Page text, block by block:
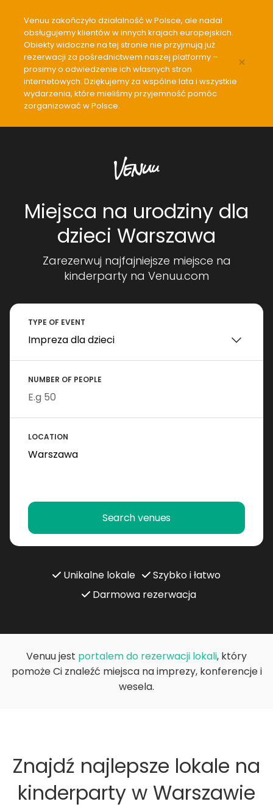
Venuu zakończyło działalność w Polsce, ale nadal
obsługujemy klientów w innych krajach europejskich.
Obiekty widoczne na tej stronie nie przyjmują już
rezerwacji za pośrednictwem naszej platformy –
prosimy o odwiedzenie ich własnych stron
internetowych. Dziękujemy za wspólne lata i wszystkie
wydarzenia, które mieliśmy przyjemność pomóc
zorganizować w Polsce.
×
Miejsca na urodziny dla
dzieci Warszawa
Zarezerwuj najfajniejsze miejsce na
kinderparty na Venuu.com
TYPE OF EVENT
NUMBER OF PEOPLE
LOCATION
Search venues
Unikalne lokale
Szybko i łatwo
Darmowa rezerwacja
Venuu jest portalem do rezerwacji lokali, który
pomoże Ci znaleźć miejsca na imprezy, konferencje i
wesela.
Znajdź najlepsze lokale na
kinderparty w Warszawie